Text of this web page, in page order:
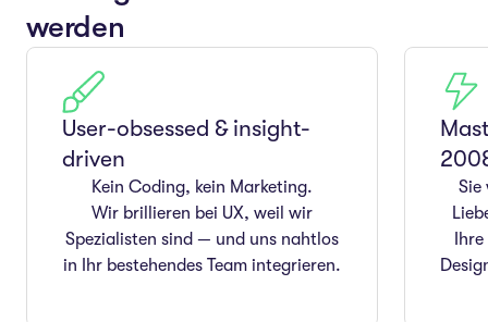
werden
User-obsessed & insight-
driven
Kein Coding, kein Marketing.
Wir brillieren bei UX, weil wir
Spezialisten sind — und uns nahtlos
in Ihr bestehendes Team integrieren.
Sie